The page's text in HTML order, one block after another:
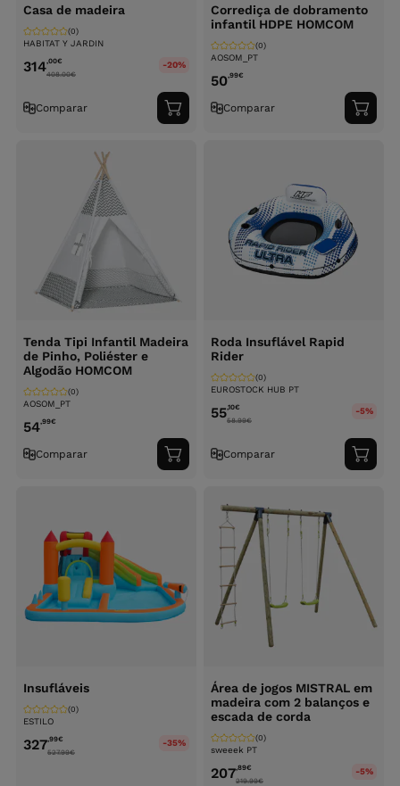
Casa de madeira
HABITAT Y JARDIN
(0)
314,00€
408.00€
-20%
Comparar
Adicionar
ao
Corrediça de dobramento
infantil HDPE HOMCOM
AOSOM_PT
(0)
50,99€
Comparar
ao
Tenda Tipi Infantil Madeira
de Pinho, Poliéster e
Algodão HOMCOM
AOSOM_PT
(0)
54,99€
Comparar
Adicionar
ao
Roda Insuflável Rapid
Rider
EUROSTOCK HUB PT
(0)
55,10€
58.99€
-5%
Comparar
ao
Insufláveis
ESTILO
(0)
327,99€
527.99€
-35%
Área de jogos MISTRAL em
madeira com 2 balanços e
escada de corda
sweeek PT
(0)
207,89€
219.99€
-5%